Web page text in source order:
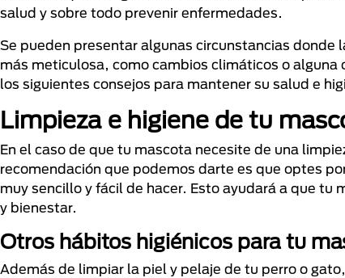
salud y sobre todo prevenir enfermedades.
Se pueden presentar algunas circunstancias
más meticulosa, como cambios climáticos o
los siguientes consejos para mantener su salud e
Limpieza e higiene de tu
En el caso de que tu mascota necesite de una
recomendación que podemos darte es que optes
muy sencillo y fácil de hacer. Esto ayudará a que tu
y bienestar.
Otros hábitos higiénicos para tu
Además de limpiar la piel y pelaje de tu perro o